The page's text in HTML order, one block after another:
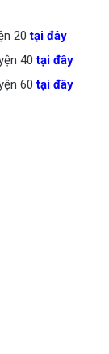
20tại đây
40 tại đây
60tại đây